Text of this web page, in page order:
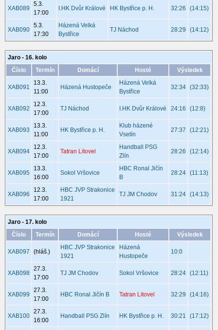
XAB089
5.3.
17:00
I.HK Dvůr Králové HK Bystřice p. H. 32:26 (14:15)
XAB090
5.3.
17:30
Házená Velká
Bystřice
TJ Náchod 28:29 (14:12)
Jaro - 16. kolo
Číslo
Termín Domácí Hosté Výsledek
XAB091
13.3.
11:00
Házená Hustopeče
Házená Velká
Bystřice
32:34 (32:33)
XAB092
12.3.
17:00
TJ Náchod I.HK Dvůr Králové 24:16 (12:8)
XAB093
13.3.
11:00
HK Bystřice p. H.
Klub házené
Vsetín
27:37 (12:21)
XAB094
12.3.
17:00
Tatran Litovel
Handball PSG
Zlín
28:26 (12:14)
XAB095
13.3.
16:00
Sokol Vršovice
HBC Ronal Jičín
B
28:24 (11:13)
XAB096
12.3.
17:00
HBC JVP Strakonice
1921
TJ JM Chodov 31:24 (14:13)
Jaro - 17. kolo
Číslo
Termín Domácí Hosté Výsledek
XAB097 (hláš.)
HBC JVP Strakonice
1921
Házená
Hustopeče
10:0
XAB098
27.3.
17:00
TJ JM Chodov Sokol Vršovice 28:24 (12:11)
XAB099
27.3.
17:00
HBC Ronal Jičín B Tatran Litovel 32:29 (14:16)
XAB100
27.3.
16:00
Handball PSG Zlín HK Bystřice p. H. 30:21 (17:12)